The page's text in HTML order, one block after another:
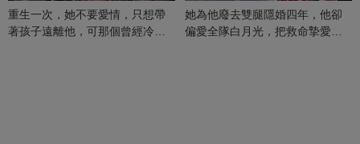
重生一次，她不要愛情，只想帶
著孩子遠離他，可那個曾經冷漠
她為他廢去雙腿隱婚四年，他卻
偏愛全隊白月光，把救命摯愛當